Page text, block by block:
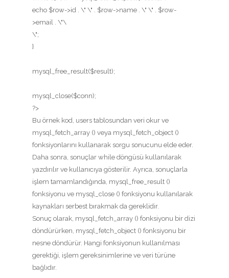
echo $row->id . \" \" . $row->name . \" \" . $row-
>email . \"\
\";
}
mysql_free_result($result);
mysql_close($conn);
?>
Bu örnek kod, users tablosundan veri okur ve
mysql_fetch_array () veya mysql_fetch_object ()
fonksiyonlarını kullanarak sorgu sonucunu elde eder.
Daha sonra, sonuçlar while döngüsü kullanılarak
yazdırılır ve kullanıcıya gösterilir. Ayrıca, sonuçlarla
işlem tamamlandığında, mysql_free_result ()
fonksiyonu ve mysql_close () fonksiyonu kullanılarak
kaynakları serbest bırakmak da gereklidir.
Sonuç olarak, mysql_fetch_array () fonksiyonu bir dizi
döndürürken, mysql_fetch_object () fonksiyonu bir
nesne döndürür. Hangi fonksiyonun kullanılması
gerektiği, işlem gereksinimlerine ve veri türüne
bağlıdır.